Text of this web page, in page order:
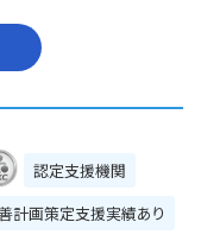
認定支援機関
計画策定支援実績あり